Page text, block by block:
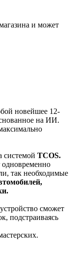
и может
новейшее 12-
на ИИ.
системой TCOS.
одновременно
так необходимые
сможет
подстраиваясь